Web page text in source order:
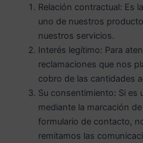
Relación contractual: Es
uno de nuestros
nuestros servicios.
Interés legítimo: Para
reclamaciones que nos
cobro de las cantidades
Su consentimiento: Si es
mediante la marcación
formulario de contacto,
remitamos las